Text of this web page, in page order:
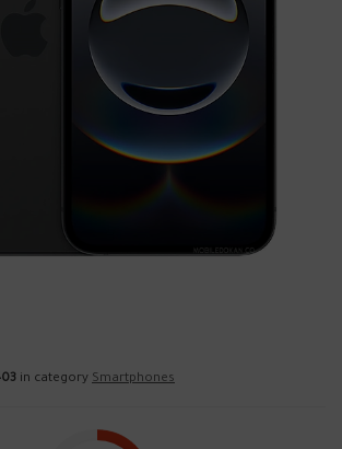
in category Smartphones